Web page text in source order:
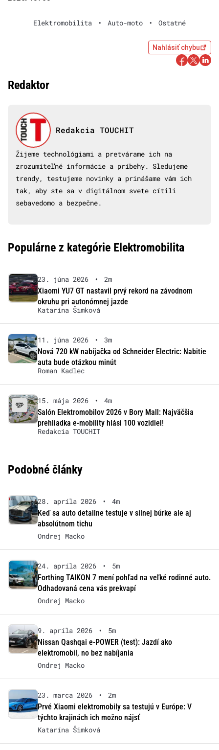
Elektromobilita • Auto-moto • Ostatné
Nahlásiť chybu
Redaktor
Redakcia TOUCHIT
Žijeme technológiami a pretvárame ich na
zrozumiteľné informácie a príbehy. Sledujeme
trendy, testujeme novinky a prinášame vám ich
tak, aby ste sa v digitálnom svete cítili
sebavedomo a bezpečne.
Populárne z kategórie Elektromobilita
23. júna 2026 •
2m
Xiaomi YU7 GT nastavil prvý rekord na závodnom
okruhu pri autonómnej jazde
Katarína Šimková
11. júna 2026 •
3m
Nová 720 kW nabíjačka od Schneider Electric: Nabitie
auta bude otázkou minút
Roman Kadlec
15. mája 2026 •
4m
Salón Elektromobilov 2026 v Bory Mall: Najväčšia
prehliadka e-mobility hlási 100 vozidiel!
Redakcia TOUCHIT
Podobné články
28. apríla 2026 •
4m
Keď sa auto detailne testuje v silnej búrke ale aj
absolútnom tichu
Ondrej Macko
24. apríla 2026 •
5m
Forthing TAIKON 7 mení pohľad na veľké rodinné auto.
Odhadovaná cena vás prekvapí
Ondrej Macko
9. apríla 2026 •
5m
Nissan Qashqai e-POWER (test): Jazdí ako
elektromobil, no bez nabíjania
Ondrej Macko
23. marca 2026 •
2m
Prvé Xiaomi elektromobily sa testujú v Európe: V
týchto krajinách ich možno nájsť
Katarína Šimková